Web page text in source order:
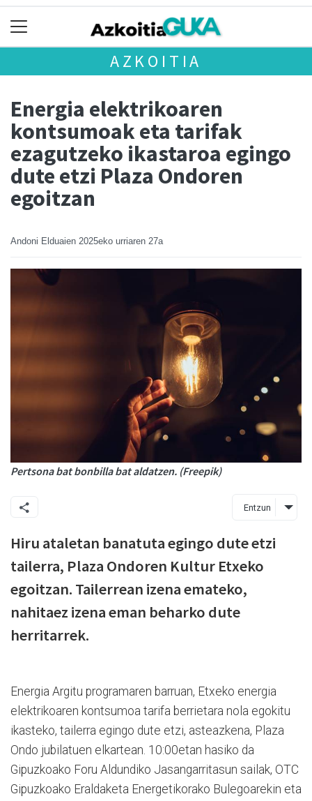
AZKOITIA
Energia elektrikoaren
kontsumoak eta tarifak
ezagutzeko ikastaroa egingo
dute etzi Plaza Ondoren
egoitzan
Andoni Elduaien 2025eko urriaren 27a
Pertsona bat bonbilla bat aldatzen. (Freepik)
Entzun
Hiru ataletan banatuta egingo dute etzi
tailerra, Plaza Ondoren Kultur Etxeko
egoitzan. Tailerrean izena emateko,
nahitaez izena eman beharko dute
herritarrek.
Energia Argitu programaren barruan, Etxeko energia
elektrikoaren kontsumoa tarifa berrietara nola egokitu
ikasteko, tailerra egingo dute etzi, asteazkena, Plaza
Ondo jubilatuen elkartean. 10:00etan hasiko da
Gipuzkoako Foru Aldundiko Jasangarritasun sailak, OTC
Gipuzkoako Eraldaketa Energetikorako Bulegoarekin eta